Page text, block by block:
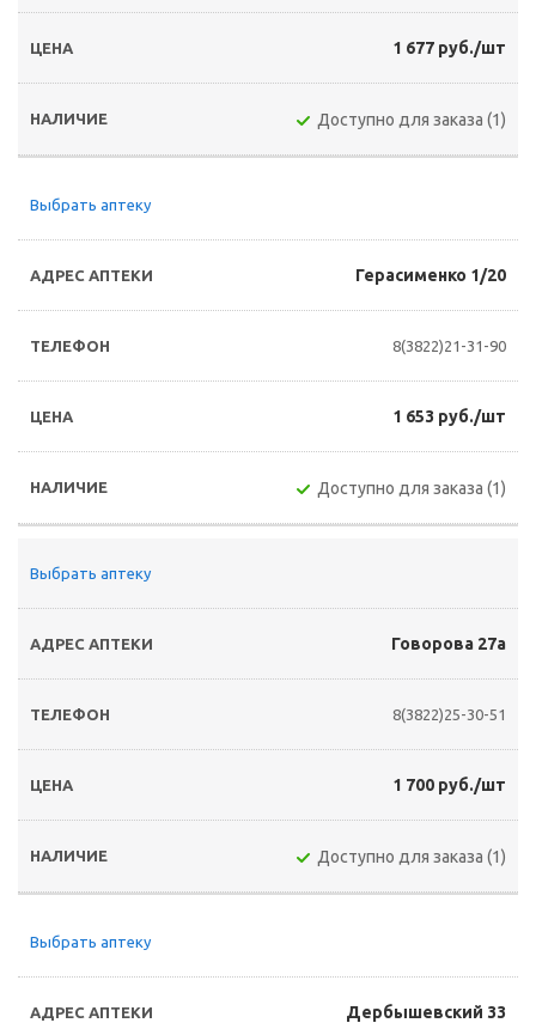
1 677 руб./шт
Доступно для заказа (1)
Выбрать аптеку
Герасименко 1/20
8(3822)21-31-90
1 653 руб./шт
Доступно для заказа (1)
Выбрать аптеку
Говорова 27а
8(3822)25-30-51
1 700 руб./шт
Доступно для заказа (1)
Выбрать аптеку
Дербышевский 33